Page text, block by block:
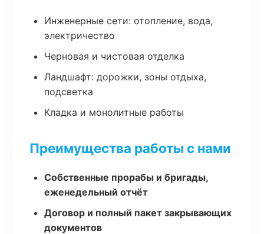
Инженерные сети: отопление, вода,
электричество
Черновая и чистовая отделка
Ландшафт: дорожки, зоны отдыха,
подсветка
Кладка и монолитные работы
Преимущества работы с нами
Собственные прорабы и бригады,
еженедельный отчёт
Договор и полный пакет закрывающих
документов